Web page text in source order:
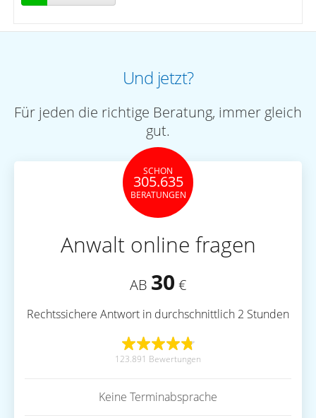
Und jetzt?
Für jeden die richtige Beratung, immer gleich
gut.
SCHON
305.635
BERATUNGEN
Anwalt online fragen
AB 30 €
Rechtssichere Antwort in durchschnittlich 2 Stunden
123.891 Bewertungen
Keine Terminabsprache